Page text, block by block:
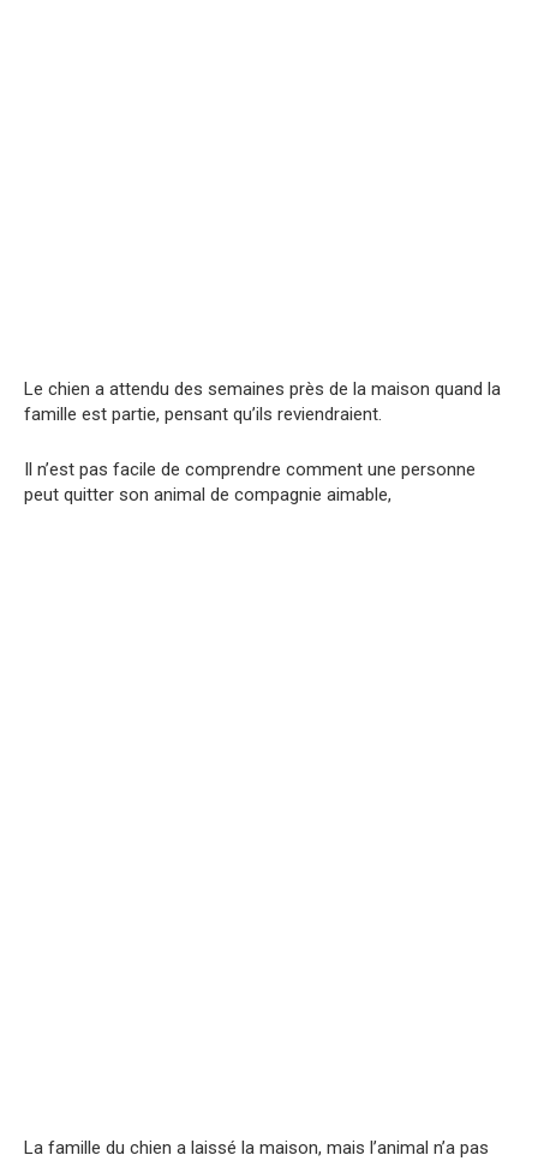
Le chien a attendu des semaines près de la maison quand la
famille est partie, pensant qu’ils reviendraient.
Il n’est pas facile de comprendre comment une personne
peut quitter son animal de compagnie aimable,
La famille du chien a laissé la maison, mais l’animal n’a pas